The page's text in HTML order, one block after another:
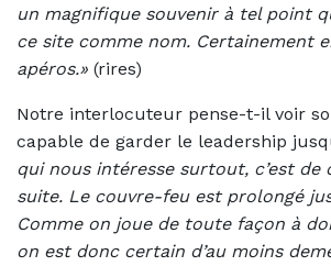
un magnifique souvenir à tel point
ce site comme nom. Certainement
apéros.» (rires)
Notre interlocuteur pense-t-il voir
capable de garder le leadership
qui nous intéresse surtout, c’est de
suite. Le couvre-feu est prolongé
Comme on joue de toute façon à
on est donc certain d’au moins